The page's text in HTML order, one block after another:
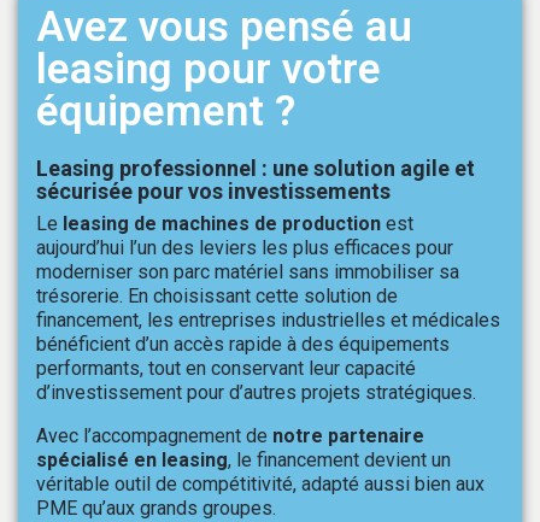
Avez vous pensé au
leasing pour votre
équipement ?
Leasing professionnel : une solution agile et
sécurisée pour vos investissements
Le leasing de machines de production est
aujourd’hui l’un des leviers les plus efficaces pour
moderniser son parc matériel sans immobiliser sa
trésorerie. En choisissant cette solution de
financement, les entreprises industrielles et médicales
bénéficient d’un accès rapide à des équipements
performants, tout en conservant leur capacité
d’investissement pour d’autres projets stratégiques.
Avec l’accompagnement de notre partenaire
spécialisé en leasing, le financement devient un
véritable outil de compétitivité, adapté aussi bien aux
PME qu’aux grands groupes.